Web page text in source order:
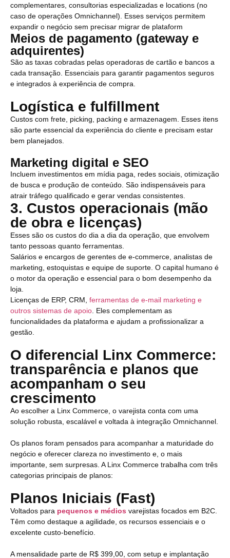
complementares, consultorias especializadas e locations (no
caso de operações Omnichannel). Esses serviços permitem
expandir o negócio sem precisar migrar de plataform
Meios de pagamento (gateway e
adquirentes)
São as taxas cobradas pelas operadoras de cartão e bancos a
cada transação. Essenciais para garantir pagamentos seguros
e integrados à experiência de compra.
Logística e fulfillment
Custos com frete, picking, packing e armazenagem. Esses itens
são parte essencial da experiência do cliente e precisam estar
bem planejados.
Marketing digital e SEO
Incluem investimentos em mídia paga, redes sociais, otimização
de busca e produção de conteúdo. São indispensáveis para
atrair tráfego qualificado e gerar vendas consistentes.
3. Custos operacionais (mão
de obra e licenças)
Esses são os custos do dia a dia da operação, que envolvem
tanto pessoas quanto ferramentas.
Salários e encargos de gerentes de e-commerce, analistas de
marketing, estoquistas e equipe de suporte. O capital humano é
o motor da operação e essencial para o bom desempenho da
loja.
Licenças de ERP, CRM, ferramentas de e-mail marketing e
outros sistemas de apoio . Eles complementam as
funcionalidades da plataforma e ajudam a profissionalizar a
gestão.
O diferencial Linx Commerce:
transparência e planos que
acompanham o seu
crescimento
Ao escolher a Linx Commerce, o varejista conta com uma
solução robusta, escalável e voltada à integração Omnichannel.
Os planos foram pensados para acompanhar a maturidade do
negócio e oferecer clareza no investimento e, o mais
importante, sem surpresas. A Linx Commerce trabalha com três
categorias principais de planos:
Planos Iniciais (Fast)
Voltados para pequenos e médios varejistas focados em B2C.
Têm como destaque a agilidade, os recursos essenciais e o
excelente custo-benefício.
A mensalidade parte de R$ 399,00, com setup e implantação